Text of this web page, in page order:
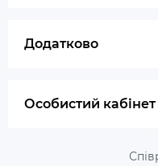
Додатково
Особистий кабінет